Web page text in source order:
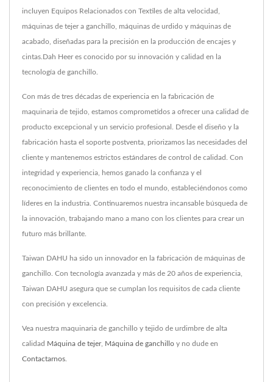
incluyen Equipos Relacionados con Textiles de alta velocidad,
máquinas de tejer a ganchillo, máquinas de urdido y máquinas de
acabado, diseñadas para la precisión en la producción de encajes y
cintas.Dah Heer es conocido por su innovación y calidad en la
tecnología de ganchillo.
Con más de tres décadas de experiencia en la fabricación de
maquinaria de tejido, estamos comprometidos a ofrecer una calidad de
producto excepcional y un servicio profesional. Desde el diseño y la
fabricación hasta el soporte postventa, priorizamos las necesidades del
cliente y mantenemos estrictos estándares de control de calidad. Con
integridad y experiencia, hemos ganado la confianza y el
reconocimiento de clientes en todo el mundo, estableciéndonos como
líderes en la industria. Continuaremos nuestra incansable búsqueda de
la innovación, trabajando mano a mano con los clientes para crear un
futuro más brillante.
Taiwan DAHU ha sido un innovador en la fabricación de máquinas de
ganchillo. Con tecnología avanzada y más de 20 años de experiencia,
Taiwan DAHU asegura que se cumplan los requisitos de cada cliente
con precisión y excelencia.
Vea nuestra maquinaria de ganchillo y tejido de urdimbre de alta
calidad Máquina de tejer, Máquina de ganchillo y no dude en
Contactarnos